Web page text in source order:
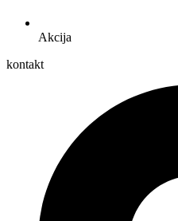
Akcija
kontakt